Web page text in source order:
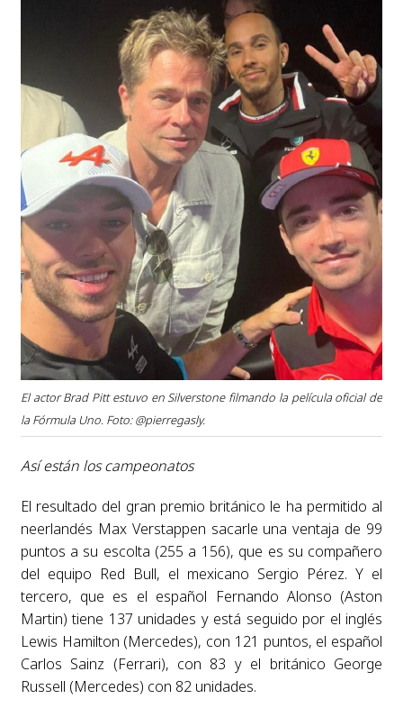
El actor Brad Pitt estuvo en Silverstone filmando la película oficial de
la Fórmula Uno. Foto: @pierregasly.
Así están los campeonatos
El resultado del gran premio británico le ha permitido al
neerlandés Max Verstappen sacarle una ventaja de 99
puntos a su escolta (255 a 156), que es su compañero
del equipo Red Bull, el mexicano Sergio Pérez. Y el
tercero, que es el español Fernando Alonso (Aston
Martin) tiene 137 unidades y está seguido por el inglés
Lewis Hamilton (Mercedes), con 121 puntos, el español
Carlos Sainz (Ferrari), con 83 y el británico George
Russell (Mercedes) con 82 unidades.